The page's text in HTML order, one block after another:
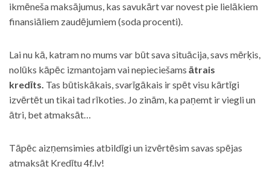
ikmēneša maksājumus, kas savukārt var novest pie lielākiem
finansiāliem zaudējumiem (soda procenti).
Lai nu kā, katram no mums var būt sava situācija, savs mērķis,
nolūks kāpēc izmantojam vai nepieciešams ātrais
kredīts. Tas būtiskākais, svarīgākais ir spēt visu kārtīgi
izvērtēt un tikai tad rīkoties. Jo zinām, ka paņemt ir viegli un
ātri, bet atmaksāt…
Tāpēc aizņemsimies atbildīgi un izvērtēsim savas spējas
atmaksāt Kredītu 4f.lv!